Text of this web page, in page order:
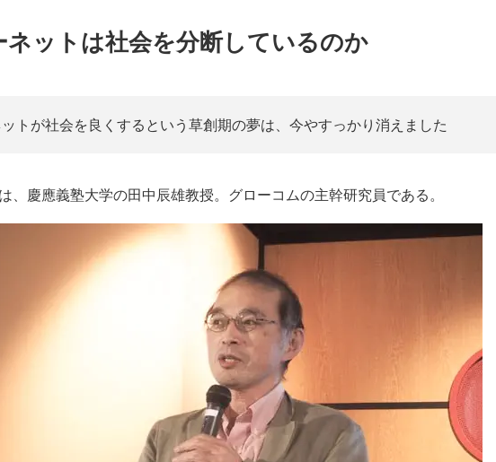
ネットは社会を分断しているのか
トが社会を良くするという草創期の夢は、今やすっかり消えました
、慶應義塾大学の田中辰雄教授。グローコムの主幹研究員である。